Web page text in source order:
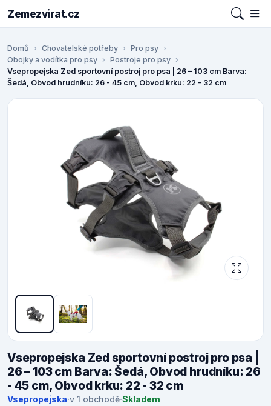
Zemezvirat.cz
Domů Chovatelské potřeby
Pro psy
Obojky a vodítka pro psy
Postroje pro psy
Vsepropejska Zed sportovní postroj pro psa | 26 – 103 cm Barva:
Šedá, Obvod hrudníku: 26 - 45 cm, Obvod krku: 22 - 32 cm
Vsepropejska Zed sportovní postroj pro psa |
26 – 103 cm Barva: Šedá, Obvod hrudníku: 26
- 45 cm, Obvod krku: 22 - 32 cm
Vsepropejska·v 1 obchodě·Skladem